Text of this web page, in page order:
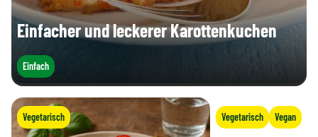
Einfacher und leckerer Karottenkuchen
Einfach
Vegetarisch Vegetarisch Vegan